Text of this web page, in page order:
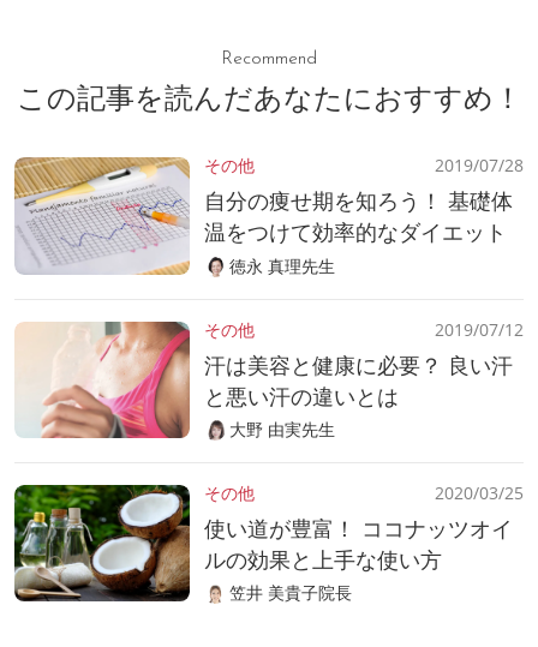
Recommend
この記事を読んだあなたにおすすめ！
その他 2019/07/28
自分の痩せ期を知ろう！ 基礎体
温をつけて効率的なダイエット
徳永 真理先生
その他 2019/07/12
汗は美容と健康に必要？ 良い汗
と悪い汗の違いとは
大野 由実先生
その他 2020/03/25
使い道が豊富！ ココナッツオイ
ルの効果と上手な使い方
笠井 美貴子院長